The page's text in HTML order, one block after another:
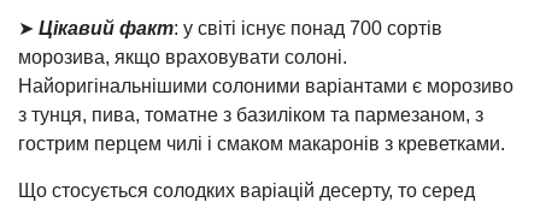
➤ Цікавий факт: у світі існує понад 700 сортів
морозива, якщо враховувати солоні.
Найоригінальнішими солоними варіантами є морозиво
з тунця, пива, томатне з базиліком та пармезаном, з
гострим перцем чилі і смаком макаронів з креветками.
Що стосується солодких варіацій десерту, то серед